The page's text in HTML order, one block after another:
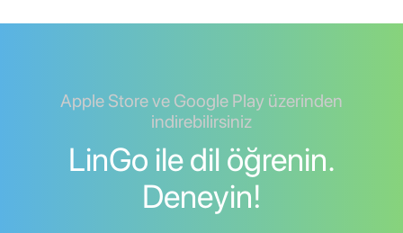
Apple Store ve Google Play üzerinden
indirebilirsiniz
LinGo ile dil öğrenin.
Deneyin!